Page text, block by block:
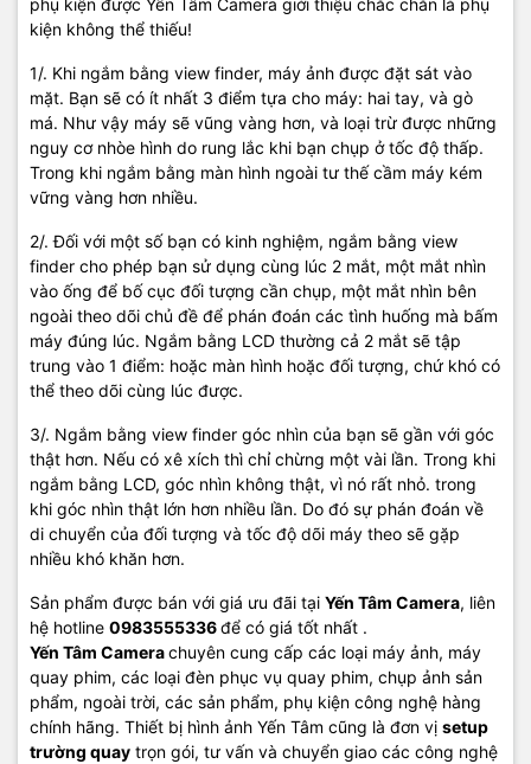
phụ kiện được Yến Tâm Camera giới thiệu chắc chắn là phụ
kiện không thể thiếu!
1/. Khi ngắm bằng view finder, máy ảnh được đặt sát vào
mặt. Bạn sẽ có ít nhất 3 điểm tựa cho máy: hai tay, và gò
má. Như vậy máy sẽ vũng vàng hơn, và loại trừ được những
nguy cơ nhòe hình do rung lắc khi bạn chụp ở tốc độ thấp.
Trong khi ngắm bằng màn hình ngoài tư thế cầm máy kém
vững vàng hơn nhiều.
2/. Đối với một số bạn có kinh nghiệm, ngắm bằng view
finder cho phép bạn sử dụng cùng lúc 2 mắt, một mắt nhìn
vào ống để bố cục đối tượng cần chụp, một mắt nhìn bên
ngoài theo dõi chủ đề để phán đoán các tình huống mà bấm
máy đúng lúc. Ngắm bằng LCD thường cả 2 mắt sẽ tập
trung vào 1 điểm: hoặc màn hình hoặc đối tượng, chứ khó có
thể theo dõi cùng lúc được.
3/. Ngắm bằng view finder góc nhìn của bạn sẽ gần với góc
thật hơn. Nếu có xê xích thì chỉ chừng một vài lần. Trong khi
ngắm bằng LCD, góc nhìn không thật, vì nó rất nhỏ. trong
khi góc nhìn thật lớn hơn nhiều lần. Do đó sự phán đoán về
di chuyển của đối tượng và tốc độ dõi máy theo sẽ gặp
nhiều khó khăn hơn.
Sản phẩm được bán với giá ưu đãi tại Yến Tâm Camera, liên
hệ hotline 0983555336để có giá tốt nhất .
Yến Tâm Camerachuyên cung cấp các loại máy ảnh, máy
quay phim, các loại đèn phục vụ quay phim, chụp ảnh sản
phẩm, ngoài trời, các sản phẩm, phụ kiện công nghệ hàng
chính hãng. Thiết bị hình ảnh Yến Tâm cũng là đơn vị setup
trường quay trọn gói, tư vấn và chuyển giao các công nghệ